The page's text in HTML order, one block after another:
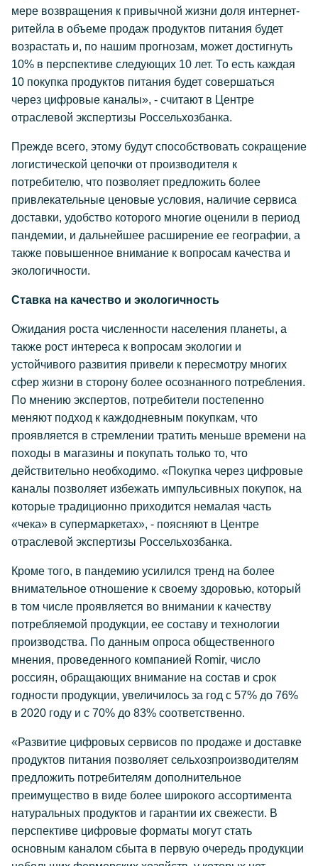
мере возвращения к привычной жизни доля интернет-
ритейла в объеме продаж продуктов питания будет
возрастать и, по нашим прогнозам, может достигнуть
10% в перспективе следующих 10 лет. То есть каждая
10 покупка продуктов питания будет совершаться
через цифровые каналы», - считают в Центре
отраслевой экспертизы Россельхозбанка.
Прежде всего, этому будут способствовать сокращение
логистической цепочки от производителя к
потребителю, что позволяет предложить более
привлекательные ценовые условия, наличие сервиса
доставки, удобство которого многие оценили в период
пандемии, и дальнейшее расширение ее географии, а
также повышенное внимание к вопросам качества и
экологичности.
Ставка на качество и экологичность
Ожидания роста численности населения планеты, а
также рост интереса к вопросам экологии и
устойчивого развития привели к пересмотру многих
сфер жизни в сторону более осознанного потребления.
По мнению экспертов, потребители постепенно
меняют подход к каждодневным покупкам, что
проявляется в стремлении тратить меньше времени на
походы в магазины и покупать только то, что
действительно необходимо. «Покупка через цифровые
каналы позволяет избежать импульсивных покупок, на
которые традиционно приходится немалая часть
«чека» в супермаркетах», - поясняют в Центре
отраслевой экспертизы Россельхозбанка.
Кроме того, в пандемию усилился тренд на более
внимательное отношение к своему здоровью, который
в том числе проявляется во внимании к качеству
потребляемой продукции, ее составу и технологии
производства. По данным опроса общественного
мнения, проведенного компанией Romir, число
россиян, обращающих внимание на состав и срок
годности продукции, увеличилось за год с 57% до 76%
в 2020 году и с 70% до 83% соответственно.
«Развитие цифровых сервисов по продаже и доставке
продуктов питания позволяет сельхозпроизводителям
предложить потребителям дополнительное
преимущество в виде более широкого ассортимента
натуральных продуктов и гарантии их свежести. В
перспективе цифровые форматы могут стать
основным каналом сбыта в первую очередь продукции